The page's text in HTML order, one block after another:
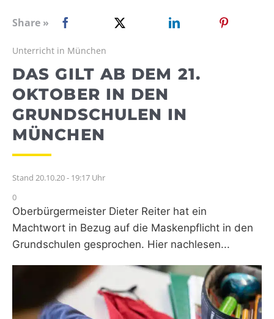
WEBRADIO
Share »
Unterricht in München
DAS GILT AB DEM 21.
OKTOBER IN DEN
GRUNDSCHULEN IN
MÜNCHEN
Stand 20.10.20 - 19:17 Uhr
0
Oberbürgermeister Dieter Reiter hat ein
Machtwort in Bezug auf die Maskenpflicht in den
Grundschulen gesprochen. Hier nachlesen...